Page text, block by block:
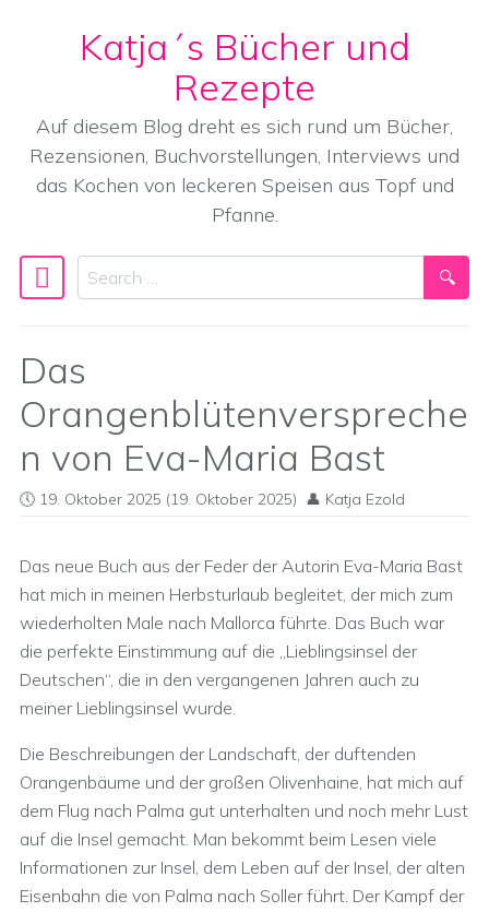
Skip to content
Katja´s Bücher und
Rezepte
Auf diesem Blog dreht es sich rund um Bücher,
Rezensionen, Buchvorstellungen, Interviews und
das Kochen von leckeren Speisen aus Topf und
Pfanne.
Main Navigation
Search
Das
Orangenblütenverspreche
n von Eva-Maria Bast
19. Oktober 2025 (19. Oktober 2025) Katja Ezold
Das neue Buch aus der Feder der Autorin Eva-Maria Bast
hat mich in meinen Herbsturlaub begleitet, der mich zum
wiederholten Male nach Mallorca führte. Das Buch war
die perfekte Einstimmung auf die „Lieblingsinsel der
Deutschen“, die in den vergangenen Jahren auch zu
meiner Lieblingsinsel wurde.
Die Beschreibungen der Landschaft, der duftenden
Orangenbäume und der großen Olivenhaine, hat mich auf
dem Flug nach Palma gut unterhalten und noch mehr Lust
auf die Insel gemacht. Man bekommt beim Lesen viele
Informationen zur Insel, dem Leben auf der Insel, der alten
Eisenbahn die von Palma nach Soller führt. Der Kampf der